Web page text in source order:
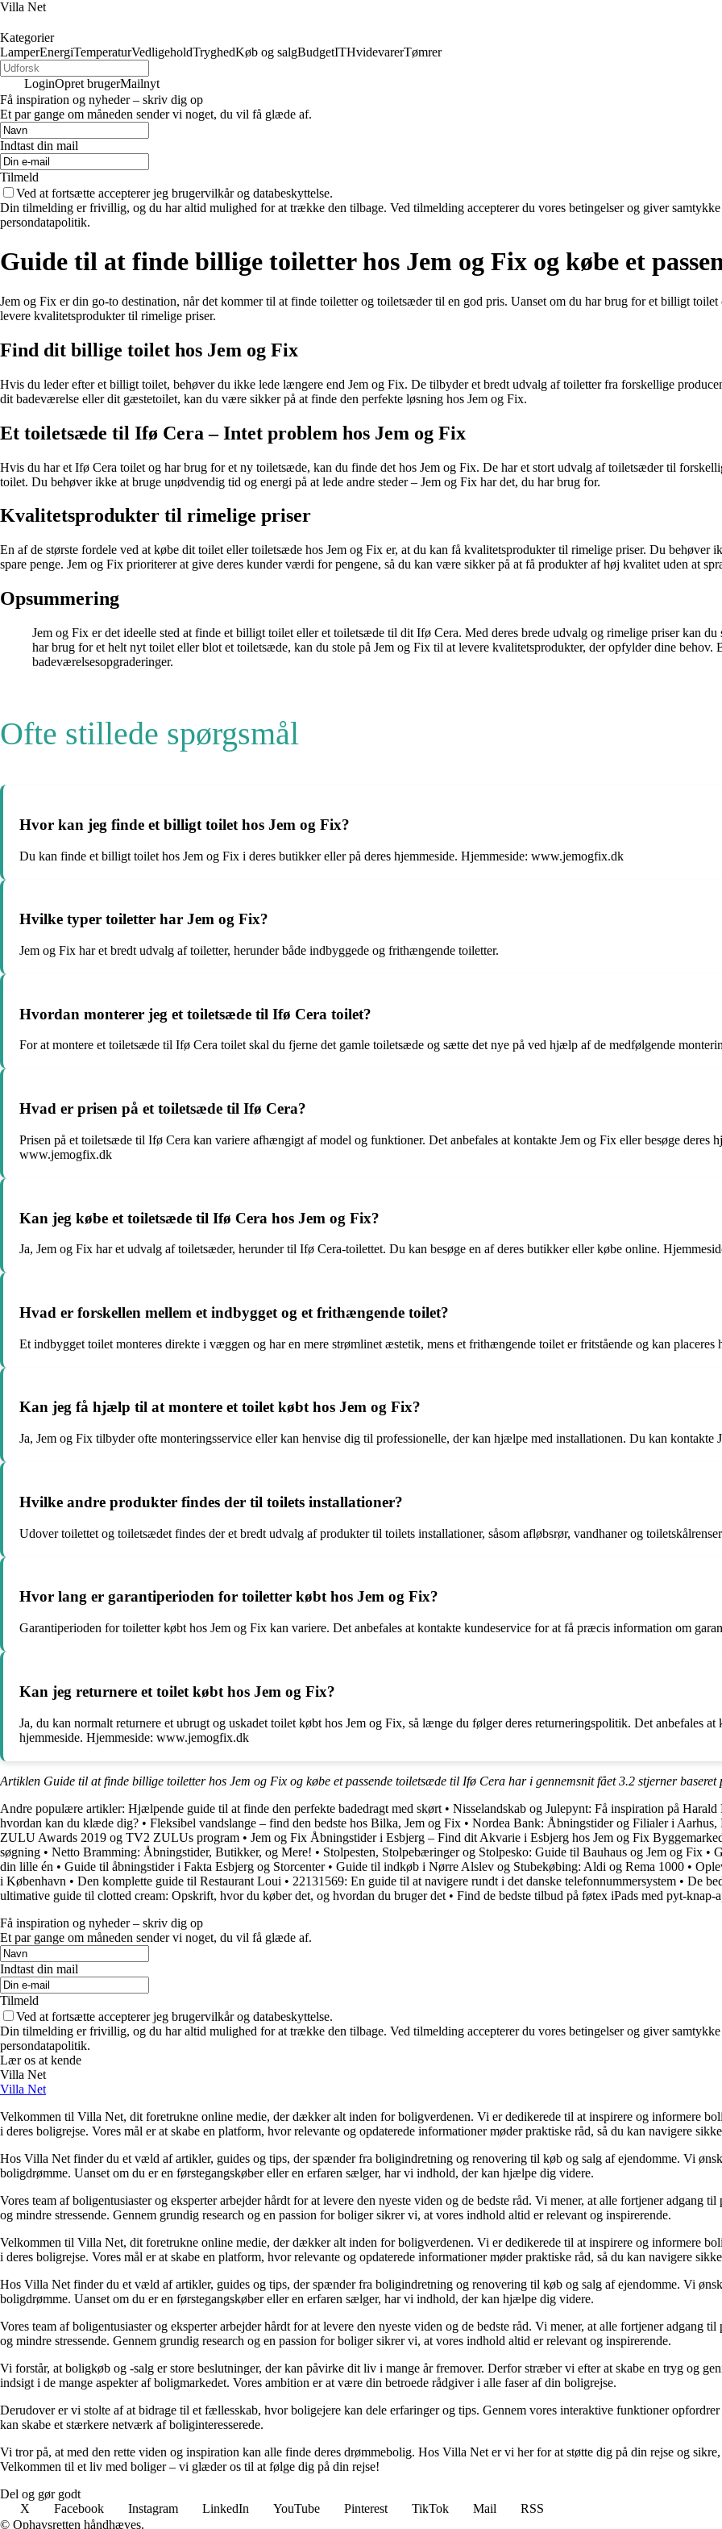
Villa Net
Kategorier
LamperEnergiTemperaturVedligeholdTryghedKøb og salgBudgetITHvidevarerTømrer
LoginOpret brugerMailnyt
Få inspiration og nyheder – skriv dig op
Et par gange om måneden sender vi noget, du vil få glæde af.
Indtast din mail
Tilmeld
Ved at fortsætte accepterer jeg brugervilkår og databeskyttelse.
Din tilmelding er frivillig, og du har altid mulighed for at trække den tilbage. Ved tilmelding accepterer du vores betingelser og giver
persondatapolitik.
Guide til at finde billige toiletter hos Jem og Fix og købe et
Jem og Fix er din go-to destination, når det kommer til at finde toiletter og toiletsæder til en god pris. Uanset om du har brug for et billigt
levere kvalitetsprodukter til rimelige priser.
Find dit billige toilet hos Jem og Fix
Hvis du leder efter et billigt toilet, behøver du ikke lede længere end Jem og Fix. De tilbyder et bredt udvalg af toiletter fra forskellige
dit badeværelse eller dit gæstetoilet, kan du være sikker på at finde den perfekte løsning hos Jem og Fix.
Et toiletsæde til Ifø Cera – Intet problem hos Jem og Fix
Hvis du har et Ifø Cera toilet og har brug for et ny toiletsæde, kan du finde det hos Jem og Fix. De har et stort udvalg af toiletsæder til
toilet. Du behøver ikke at bruge unødvendig tid og energi på at lede andre steder – Jem og Fix har det, du har brug for.
Kvalitetsprodukter til rimelige priser
En af de største fordele ved at købe dit toilet eller toiletsæde hos Jem og Fix er, at du kan få kvalitetsprodukter til rimelige priser. Du
spare penge. Jem og Fix prioriterer at give deres kunder værdi for pengene, så du kan være sikker på at få produkter af høj kvalitet uden at
Opsummering
Jem og Fix er det ideelle sted at finde et billigt toilet eller et toiletsæde til dit Ifø Cera. Med deres brede udvalg og rimelige priser kan du
har brug for et helt nyt toilet eller blot et toiletsæde, kan du stole på Jem og Fix til at levere kvalitetsprodukter, der opfylder dine behov.
badeværelsesopgraderinger.
Ofte stillede spørgsmål
Hvor kan jeg finde et billigt toilet hos Jem og Fix?
Du kan finde et billigt toilet hos Jem og Fix i deres butikker eller på deres hjemmeside. Hjemmeside: www.jemogfix.dk
Hvilke typer toiletter har Jem og Fix?
Jem og Fix har et bredt udvalg af toiletter, herunder både indbyggede og frithængende toiletter.
Hvordan monterer jeg et toiletsæde til Ifø Cera toilet?
For at montere et toiletsæde til Ifø Cera toilet skal du fjerne det gamle toiletsæde og sætte det nye på ved hjælp af de medfølgende
Hvad er prisen på et toiletsæde til Ifø Cera?
Prisen på et toiletsæde til Ifø Cera kan variere afhængigt af model og funktioner. Det anbefales at kontakte Jem og Fix eller besøge deres
www.jemogfix.dk
Kan jeg købe et toiletsæde til Ifø Cera hos Jem og Fix?
Ja, Jem og Fix har et udvalg af toiletsæder, herunder til Ifø Cera-toilettet. Du kan besøge en af deres butikker eller købe online.
Hvad er forskellen mellem et indbygget og et frithængende toilet?
Et indbygget toilet monteres direkte i væggen og har en mere strømlinet æstetik, mens et frithængende toilet er fritstående og kan placeres
Kan jeg få hjælp til at montere et toilet købt hos Jem og Fix?
Ja, Jem og Fix tilbyder ofte monteringsservice eller kan henvise dig til professionelle, der kan hjælpe med installationen. Du kan kontakte
Hvilke andre produkter findes der til toilets installationer?
Udover toilettet og toiletsædet findes der et bredt udvalg af produkter til toilets installationer, såsom afløbsrør, vandhaner og
Hvor lang er garantiperioden for toiletter købt hos Jem og Fix?
Garantiperioden for toiletter købt hos Jem og Fix kan variere. Det anbefales at kontakte kundeservice for at få præcis information om
Kan jeg returnere et toilet købt hos Jem og Fix?
Ja, du kan normalt returnere et ubrugt og uskadet toilet købt hos Jem og Fix, så længe du følger deres returneringspolitik. Det anbefales
hjemmeside. Hjemmeside: www.jemogfix.dk
Artiklen Guide til at finde billige toiletter hos Jem og Fix og købe et passende toiletsæde til Ifø Cera har i gennemsnit fået3.2 stjerner baseret
Andre populære artikler: Hjælpende guide til at finde den perfekte badedragt med skørt • Nisselandskab og Julepynt: Få inspiration på
hvordan kan du klæde dig? • Fleksibel vandslange – find den bedste hos Bilka, Jem og Fix • Nordea Bank: Åbningstider og Filialer i Aarhus,
ZULU Awards 2019 og TV2 ZULUs program • Jem og Fix Åbningstider i Esbjerg – Find dit Akvarie i Esbjerg hos Jem og Fix
søgning • Netto Bramming: Åbningstider, Butikker, og Mere! • Stolpesten, Stolpebæringer og Stolpesko: Guide til Bauhaus og Jem og Fix •
din lille én • Guide til åbningstider i Fakta Esbjerg og Storcenter• Guide til indkøb i Nørre Alslev og Stubekøbing: Aldi og Rema 1000 •
i København • Den komplette guide til Restaurant Loui • 22131569: En guide til at navigere rundt i det danske telefonnummersystem • De
ultimative guide til clotted cream: Opskrift, hvor du køber det, og hvordan du bruger det • Find de bedste tilbud på føtex iPads med pyt-knap-
Få inspiration og nyheder – skriv dig op
Et par gange om måneden sender vi noget, du vil få glæde af.
Indtast din mail
Tilmeld
Ved at fortsætte accepterer jeg brugervilkår og databeskyttelse.
Din tilmelding er frivillig, og du har altid mulighed for at trække den tilbage. Ved tilmelding accepterer du vores betingelser og giver
persondatapolitik.
Lær os at kende
Villa Net
Villa Net
Velkommen til Villa Net, dit foretrukne online medie, der dækker alt inden for boligverdenen. Vi er dedikerede til at inspirere og informere
i deres boligrejse. Vores mål er at skabe en platform, hvor relevante og opdaterede informationer møder praktiske råd, så du kan navigere
Hos Villa Net finder du et væld af artikler, guides og tips, der spænder fra boligindretning og renovering til køb og salg af ejendomme. Vi
boligdrømme. Uanset om du er en førstegangskøber eller en erfaren sælger, har vi indhold, der kan hjælpe dig videre.
Vores team af boligentusiaster og eksperter arbejder hårdt for at levere den nyeste viden og de bedste råd. Vi mener, at alle fortjener adgang
og mindre stressende. Gennem grundig research og en passion for boliger sikrer vi, at vores indhold altid er relevant og inspirerende.
Velkommen til Villa Net, dit foretrukne online medie, der dækker alt inden for boligverdenen. Vi er dedikerede til at inspirere og informere
i deres boligrejse. Vores mål er at skabe en platform, hvor relevante og opdaterede informationer møder praktiske råd, så du kan navigere
Hos Villa Net finder du et væld af artikler, guides og tips, der spænder fra boligindretning og renovering til køb og salg af ejendomme. Vi
boligdrømme. Uanset om du er en førstegangskøber eller en erfaren sælger, har vi indhold, der kan hjælpe dig videre.
Vores team af boligentusiaster og eksperter arbejder hårdt for at levere den nyeste viden og de bedste råd. Vi mener, at alle fortjener adgang
og mindre stressende. Gennem grundig research og en passion for boliger sikrer vi, at vores indhold altid er relevant og inspirerende.
Vi forstår, at boligkøb og -salg er store beslutninger, der kan påvirke dit liv i mange år fremover. Derfor stræber vi efter at skabe en tryg og
indsigt i de mange aspekter af boligmarkedet. Vores ambition er at være din betroede rådgiver i alle faser af din boligrejse.
Derudover er vi stolte af at bidrage til et fællesskab, hvor boligejere kan dele erfaringer og tips. Gennem vores interaktive funktioner
kan skabe et stærkere netværk af boliginteresserede.
Vi tror på, at med den rette viden og inspiration kan alle finde deres drømmebolig. Hos Villa Net er vi her for at støtte dig på din rejse og
Velkommen til et liv med boliger – vi glæder os til at følge dig på din rejse!
Del og gør godt
X
Facebook Instagram LinkedIn YouTube Pinterest TikTok Mail
RSS
© Ophavsretten håndhæves.